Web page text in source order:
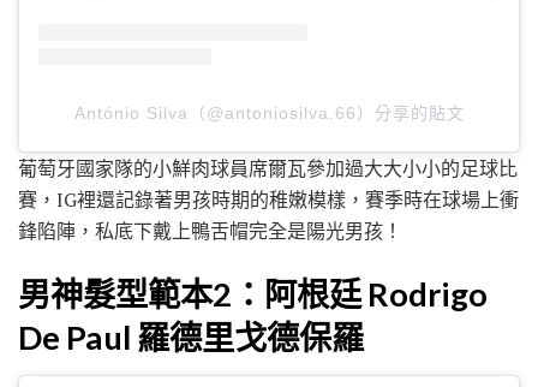
António Silva（@antoniosilva.66）分享的貼文
葡萄牙國家隊的小鮮肉球員席爾瓦參加過大大小小的足球比
賽，IG裡還記錄著男孩時期的稚嫩模樣，賽季時在球場上衝
鋒陷陣，私底下戴上鴨舌帽完全是陽光男孩！
男神髮型範本2：阿根廷 Rodrigo
De Paul 羅德里戈德保羅